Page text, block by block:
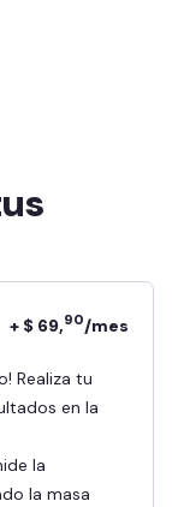
+ $ 69,90/mes
en la
la
la masa